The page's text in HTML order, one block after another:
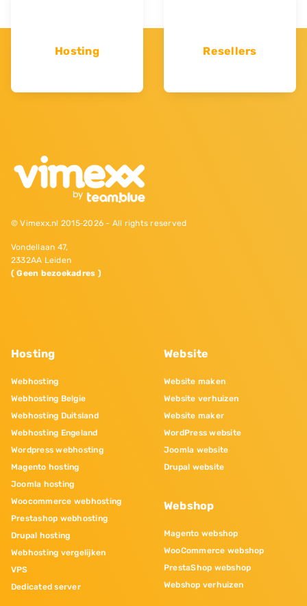
Hosting Resellers
© Vimexx.nl 2015‐2026 - All rights reserved
Vondellaan 47,
2332AA Leiden
( Geen bezoekadres )
Hosting
Webhosting
Webhosting Belgie
Webhosting Duitsland
Webhosting Engeland
Wordpress webhosting
Magento hosting
Joomla hosting
Woocommerce webhosting
Prestashop webhosting
Drupal hosting
Webhosting vergelijken
VPS
Dedicated server
Website
Website maken
Website verhuizen
Website maker
WordPress website
Joomla website
Drupal website
Webshop
Magento webshop
WooCommerce webshop
PrestaShop webshop
Webshop verhuizen